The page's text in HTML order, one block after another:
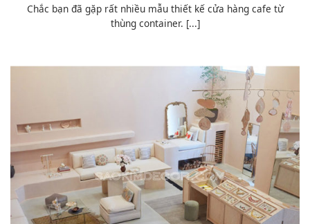
Chắc bạn đã gặp rất nhiều mẫu thiết kế cửa hàng cafe từ
thùng container. [...]